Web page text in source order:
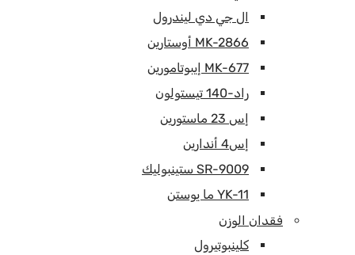
ال جي دي ليندرول
MK-2866 أوستارين
MK-677 إيبوتامورين
راد-140 تيستولون
إس 23 ماستورين
إس4 أندارين
SR-9009 ستينبوليك
YK-11 ما يوستن
فقدان الوزن
كلينبوتيرول